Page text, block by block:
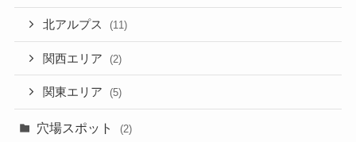
北アルプス (11)
関西エリア (2)
関東エリア (5)
穴場スポット (2)